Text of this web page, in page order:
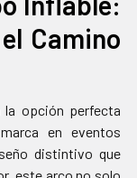
Camino
la opción perfecta
en eventos
distintivo que